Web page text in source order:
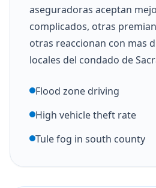
aseguradoras aceptan
complicados, otras
otras reaccionan con mas
locales del condado de
Flood zone driving
High vehicle theft rate
Tule fog in south county